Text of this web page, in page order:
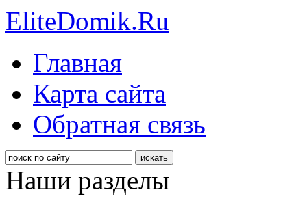
EliteDomik.Ru
Главная
Карта сайта
Обратная связь
Наши разделы